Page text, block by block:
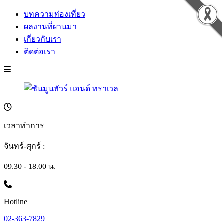
บทความท่องเที่ยว
ผลงานที่ผ่านมา
เกี่ยวกับเรา
ติดต่อเรา
เวลาทำการ
จันทร์-ศุกร์ :
09.30 - 18.00 น.
Hotline
02-363-7829